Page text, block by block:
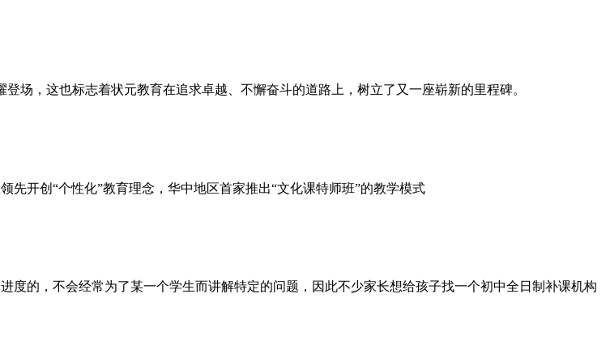
场，这也标志着状元教育在追求卓越、不懈奋斗的道路上，树立了又一座崭新的里程碑。
开创“个性化”教育理念，华中地区首家推出“文化课特师班”的教学模式
度的，不会经常为了某一个学生而讲解特定的问题，因此不少家长想给孩子找一个初中全日制补课机构​